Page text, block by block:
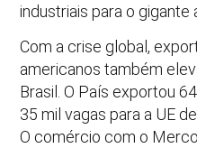
industriais para o gigante
Com a crise global,
americanos também
Brasil. O País exportou
35 mil vagas para a UE
O comércio com o